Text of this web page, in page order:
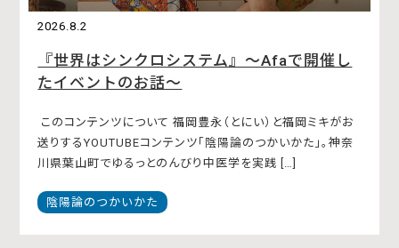
2026.8.2
『世界はシンクロシステム』〜Afaで開催し
たイベントのお話〜
このコンテンツについて 福岡豊永（とにい）と福岡ミキがお
送りするYOUTUBEコンテンツ「陰陽論のつかいかた」。神奈
川県葉山町でゆるっとのんびり中医学を実践 […]
陰陽論のつかいかた